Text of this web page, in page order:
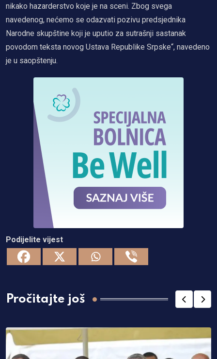
nikako hazarderstvo koje je na sceni. Zbog svega
navedenog, nećemo se odazvati pozivu predsjednika
Narodne skupštine koji je uputio za sutrašnji sastanak
povodom teksta novog Ustava Republike Srpske“, navedeno
je u saopštenju.
Podijelite vijest
Pročitajte još